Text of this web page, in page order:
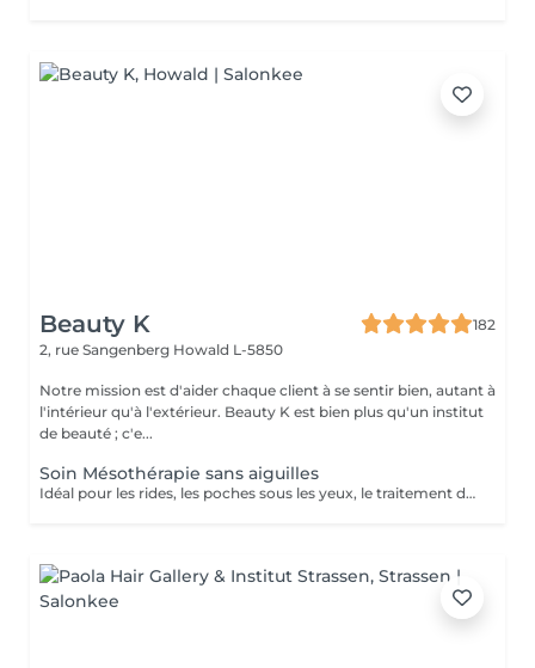
Beauty K
182
2, rue Sangenberg Howald L-5850
Notre mission est d'aider chaque client à se sentir bien, autant à
l'intérieur qu'à l'extérieur. Beauty K est bien plus qu'un institut
de beauté ; c'e...
Soin Mésothérapie sans aiguilles
Idéal pour les rides, les poches sous les yeux, le traitement de l'acné, le relâchement cutané et la cellulite. La mésothérapie permet de faire pénétrer les principes actifs dans la peau par système intercellulaire.